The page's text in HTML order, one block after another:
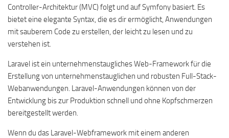
Controller-Architektur (MVC) folgt und auf Symfony basiert. Es
bietet eine elegante Syntax, die es dir ermöglicht, Anwendungen
mit sauberem Code zu erstellen, der leicht zu lesen und zu
verstehen ist.
Laravel ist ein unternehmenstaugliches Web-Framework für die
Erstellung von unternehmenstauglichen und robusten Full-Stack-
Webanwendungen. Laravel-Anwendungen können von der
Entwicklung bis zur Produktion schnell und ohne Kopfschmerzen
bereitgestellt werden.
Wenn du das Laravel-Webframework mit einem anderen